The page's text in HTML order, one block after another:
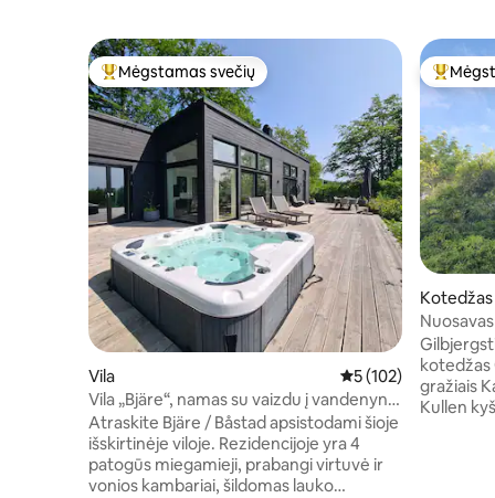
Svečių mėgstamiausias
Mėgstamas svečių
Vila Vidutinis
5 (102)
Vila „Bjäre“, namas su vaizdu į vandenyną
ir lauko sūkurine vonia
Atraskite Bjäre / Båstad apsistodami šioje
išskirtinėje viloje. Rezidencijoje yra 4
patogūs miegamieji, prabangi virtuvė ir
vonios kambariai, šildomas lauko
Svečių
Kotedžas
kotedžas
gražiais
Kullen kyšulio